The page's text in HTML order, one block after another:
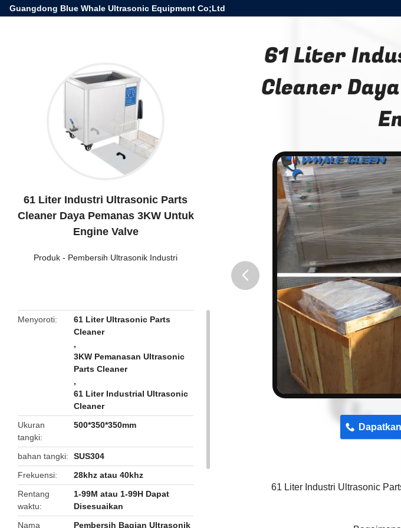
Guangdong Blue Whale Ultrasonic Equipment Co;Ltd
61 Liter Industri Ultrasonic Parts
Cleaner Daya Pemanas 3KW Untuk
Engine Valve
Produk - Pembersih Ultrasonik Industri
Menyoroti
61 Liter Ultrasonic Parts
Cleaner
,
3KW Pemanasan Ultrasonic
Parts Cleaner
,
61 Liter Industrial Ultrasonic
Cleaner
Ukuran
tangki
500*350*350mm
bahan tangki
SUS304
Frekuensi
28khz atau 40khz
Rentang
waktu
1-99M atau 1-99H Dapat
Disesuaikan
Nama
Pembersih Bagian Ultrasonik
61 Liter
Cleaner
61 Liter Industri Ultrasonic